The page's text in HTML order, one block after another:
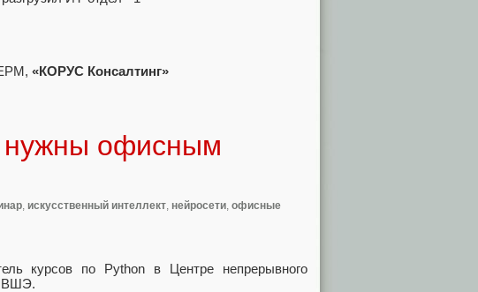
«КОРУС Консалтинг»
нужны офисным
, искусственный интеллект, нейросети, офисные
курсов по Python в Центре непрерывного
ВШЭ.